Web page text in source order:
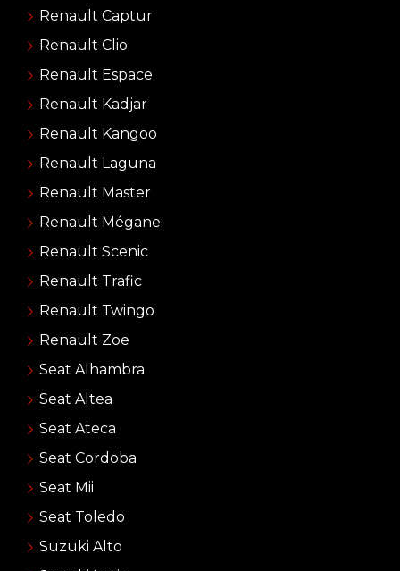
Renault Captur
Renault Clio
Renault Espace
Renault Kadjar
Renault Kangoo
Renault Laguna
Renault Master
Renault Mégane
Renault Scenic
Renault Trafic
Renault Twingo
Renault Zoe
Seat Alhambra
Seat Altea
Seat Ateca
Seat Cordoba
Seat Mii
Seat Toledo
Suzuki Alto